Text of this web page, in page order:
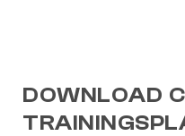
DOWNLOAD